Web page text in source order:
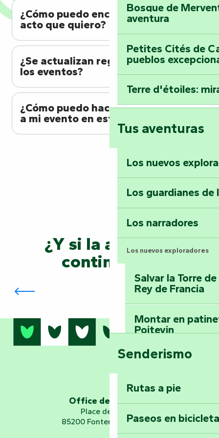
Bosque de
aventura
Petites Cités de
pueblos
Terre d'étoiles:
Tus aventuras
Los nuevos
Los guardianes de
Los narradores
Los nuevos exploradores
Salvar la Torre
Rey de Francia
Montar en
Poitevin
Domine los
Vouvant
Embárquese en
Planetario
Senderismo
Rutas a pie
Paseos en
¿Cómo puedo encontrar el
acto que quiero?
¿Se actualizan regularmente
los eventos?
¿Cómo puedo hacer referencia
a mi evento en esta agenda?
¿Y si la aventura
continuara?
Vouvant Pueblo de Pintores
Office de tourisme
Place de Verdun
85200 Fontenay-le-Comte